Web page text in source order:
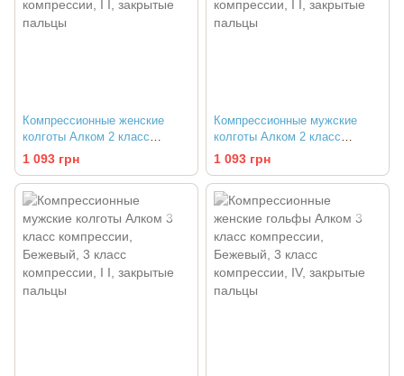
Компрессионные женские
колготы Алком 2 класс
компрессии
1 093 грн
Компрессионные мужские
колготы Алком 2 класс
компрессии
1 093 грн